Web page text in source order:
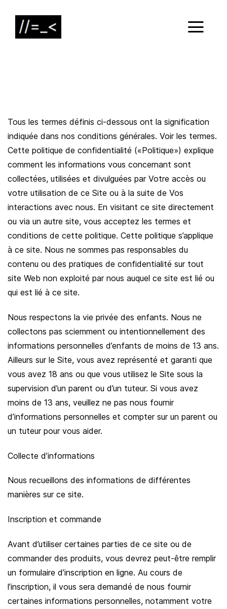
Tous les termes définis ci-dessous ont la signification
indiquée dans nos conditions générales. Voir les termes.
Cette politique de confidentialité («Politique») explique
comment les informations vous concernant sont
collectées, utilisées et divulguées par Votre accès ou
votre utilisation de ce Site ou à la suite de Vos
interactions avec nous. En visitant ce site directement
ou via un autre site, vous acceptez les termes et
conditions de cette politique. Cette politique s’applique
à ce site. Nous ne sommes pas responsables du
contenu ou des pratiques de confidentialité sur tout
site Web non exploité par nous auquel ce site est lié ou
qui est lié à ce site.
Nous respectons la vie privée des enfants. Nous ne
collectons pas sciemment ou intentionnellement des
informations personnelles d’enfants de moins de 13 ans.
Ailleurs sur le Site, vous avez représenté et garanti que
vous avez 18 ans ou que vous utilisez le Site sous la
supervision d’un parent ou d’un tuteur. Si vous avez
moins de 13 ans, veuillez ne pas nous fournir
d’informations personnelles et compter sur un parent ou
un tuteur pour vous aider.
Collecte d’informations
Nous recueillons des informations de différentes
manières sur ce site.
Inscription et commande
Avant d’utiliser certaines parties de ce site ou de
commander des produits, vous devrez peut-être remplir
un formulaire d’inscription en ligne. Au cours de
l’inscription, il vous sera demandé de nous fournir
certaines informations personnelles, notamment votre